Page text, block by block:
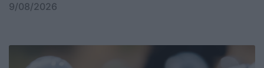
9/08/2026